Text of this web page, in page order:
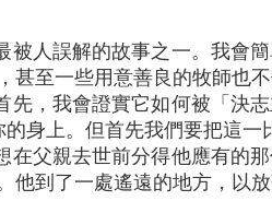
人誤解的故事之一。我會
至一些用意善良的牧師也不
，我會證實它如何被「決
身上。但首先我們要把這一
父親去世前分得他應有的
他到了一處遙遠的地方，以